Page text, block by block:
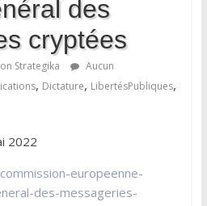
des
cryptées
Strategika
Aucun
, Dictature, LibertésPubliques,
2022
europeenne-
des-messageries-